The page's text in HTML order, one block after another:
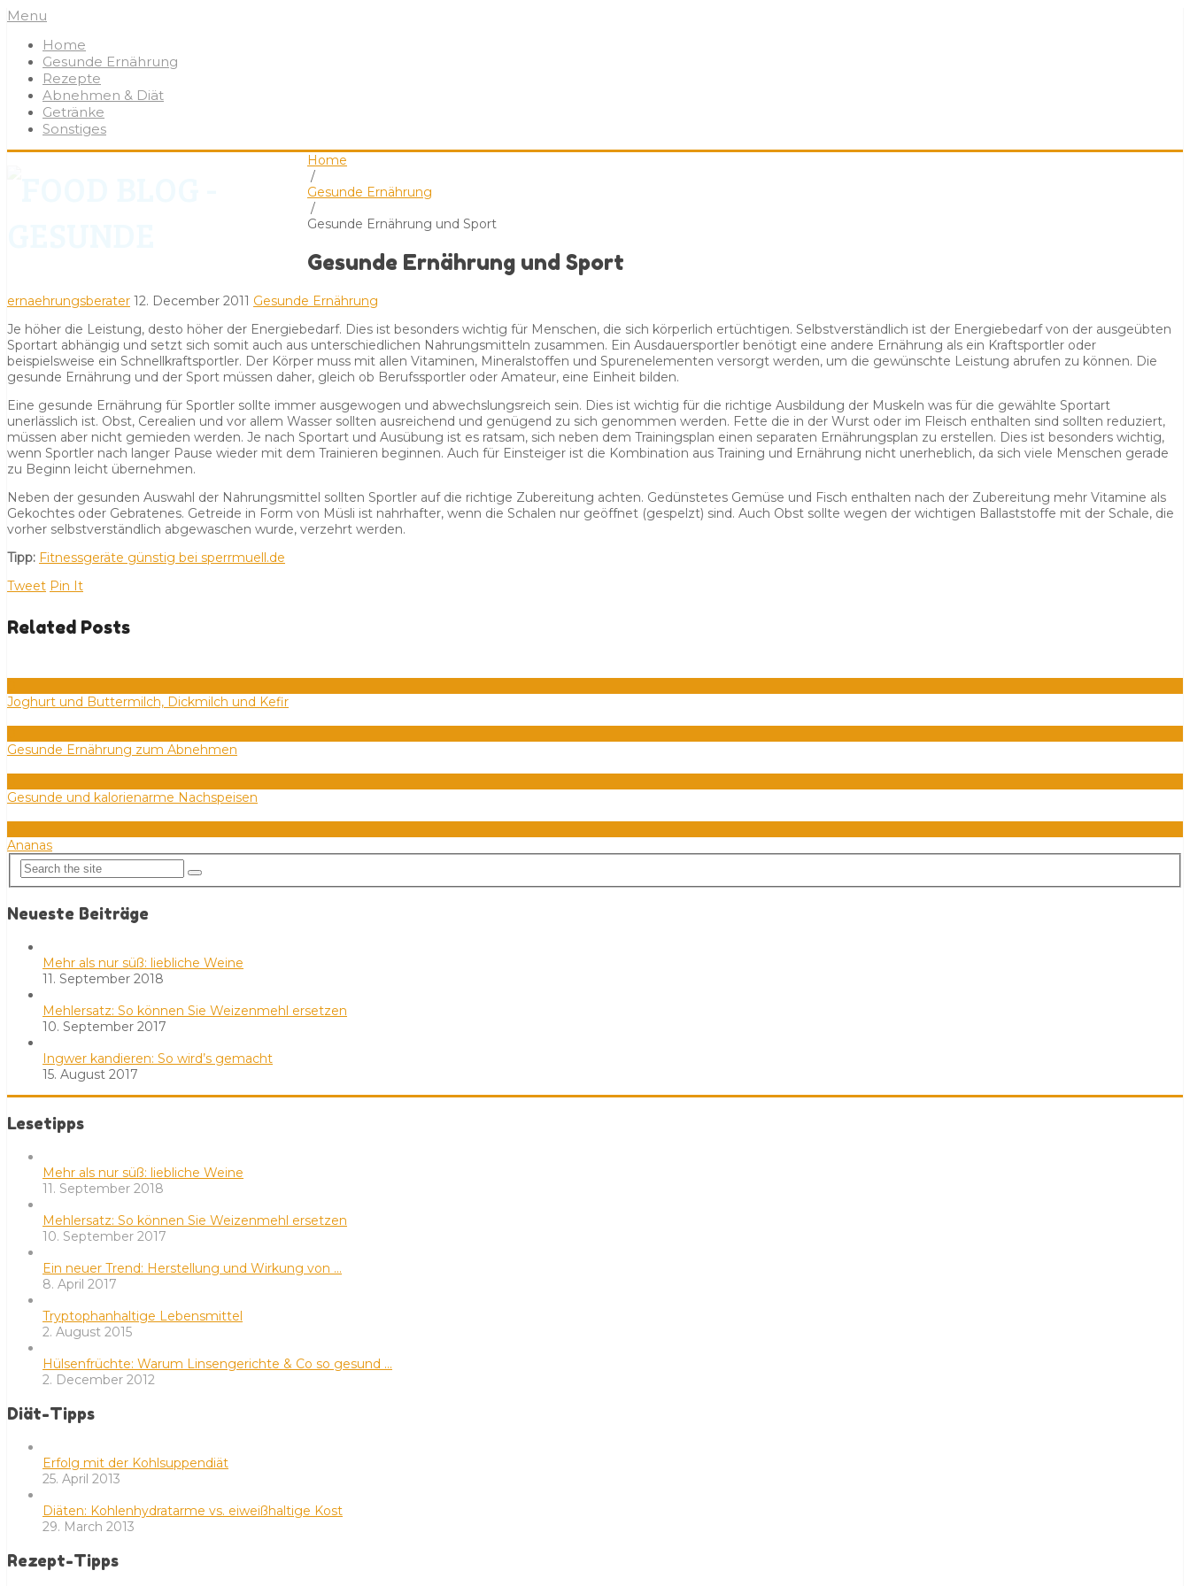
Menu
Home
Gesunde Ernährung
Rezepte
Abnehmen & Diät
Getränke
Sonstiges
Home
/
Gesunde Ernährung
/
Gesunde Ernährung und Sport
Gesunde Ernährung und Sport
ernaehrungsberater 12. December 2011 Gesunde Ernährung
Je höher die Leistung, desto höher der Energiebedarf. Dies ist besonders wichtig für Menschen, die sich körperlich ertüchtigen. Selbstverständlich ist der Energiebedarf von der ausgeübten
Sportart abhängig und setzt sich somit auch aus unterschiedlichen Nahrungsmitteln zusammen. Ein Ausdauersportler benötigt eine andere Ernährung als ein Kraftsportler oder
beispielsweise ein Schnellkraftsportler. Der Körper muss mit allen Vitaminen, Mineralstoffen und Spurenelementen versorgt werden, um die gewünschte Leistung abrufen zu können. Die
gesunde Ernährung und der Sport müssen daher, gleich ob Berufssportler oder Amateur, eine Einheit bilden.
Eine gesunde Ernährung für Sportler sollte immer ausgewogen und abwechslungsreich sein. Dies ist wichtig für die richtige Ausbildung der Muskeln was für die gewählte Sportart
unerlässlich ist. Obst, Cerealien und vor allem Wasser sollten ausreichend und genügend zu sich genommen werden. Fette die in der Wurst oder im Fleisch enthalten sind sollten reduziert,
müssen aber nicht gemieden werden. Je nach Sportart und Ausübung ist es ratsam, sich neben dem Trainingsplan einen separaten Ernährungsplan zu erstellen. Dies ist besonders wichtig,
wenn Sportler nach langer Pause wieder mit dem Trainieren beginnen. Auch für Einsteiger ist die Kombination aus Training und Ernährung nicht unerheblich, da sich viele Menschen gerade
zu Beginn leicht übernehmen.
Neben der gesunden Auswahl der Nahrungsmittel sollten Sportler auf die richtige Zubereitung achten. Gedünstetes Gemüse und Fisch enthalten nach der Zubereitung mehr Vitamine als
Gekochtes oder Gebratenes. Getreide in Form von Müsli ist nahrhafter, wenn die Schalen nur geöffnet (gespelzt) sind. Auch Obst sollte wegen der wichtigen Ballaststoffe mit der Schale, die
vorher selbstverständlich abgewaschen wurde, verzehrt werden.
Tipp: Fitnessgeräte günstig bei sperrmuell.de
Tweet Pin It
Related Posts
Joghurt und Buttermilch, Dickmilch und Kefir
Gesunde Ernährung zum Abnehmen
Gesunde und kalorienarme Nachspeisen
Ananas
Neueste Beiträge
Mehr als nur süß: liebliche Weine
11. September 2018
Mehlersatz: So können Sie Weizenmehl ersetzen
10. September 2017
Ingwer kandieren: So wird’s gemacht
15. August 2017
Lesetipps
Mehr als nur süß: liebliche Weine
11. September 2018
Mehlersatz: So können Sie Weizenmehl ersetzen
10. September 2017
Ein neuer Trend: Herstellung und Wirkung von …
8. April 2017
Tryptophanhaltige Lebensmittel
2. August 2015
Hülsenfrüchte: Warum Linsengerichte & Co so gesund …
2. December 2012
Diät-Tipps
Erfolg mit der Kohlsuppendiät
25. April 2013
Diäten: Kohlenhydratarme vs. eiweißhaltige Kost
29. March 2013
Rezept-Tipps